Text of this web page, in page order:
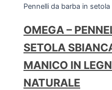
Pennelli da barba in setola
OMEGA –
SETOLA
MANICO IN
NATURALE